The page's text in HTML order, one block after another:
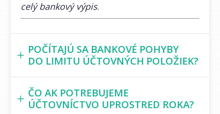
celý bankový výpis.
POČÍTAJÚ SA BANKOVÉ POHYBY
DO LIMITU ÚČTOVNÝCH POLOŽIEK?
ČO AK POTREBUJEME
ÚČTOVNÍCTVO UPROSTRED ROKA?